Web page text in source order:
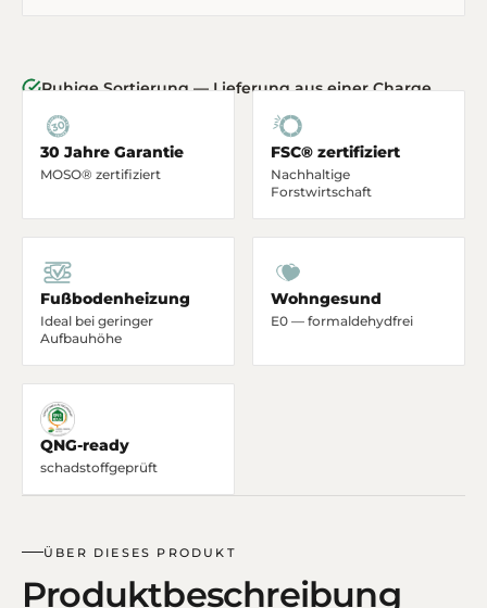
Ruhige Sortierung — Lieferung aus einer Charge
30 Jahre Garantie
MOSO® zertifiziert
FSC® zertifiziert
Nachhaltige
Forstwirtschaft
Fußbodenheizung
Ideal bei geringer
Aufbauhöhe
Wohngesund
E0 — formaldehydfrei
QNG-ready
schadstoffgeprüft
ÜBER DIESES PRODUKT
Produktbeschreibung